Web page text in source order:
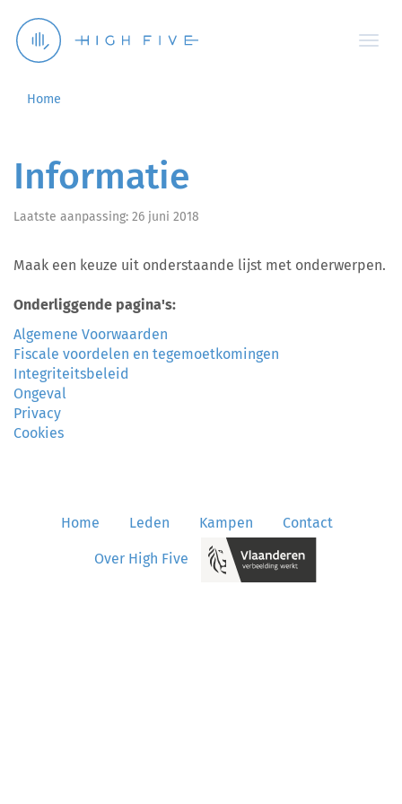
Home
Informatie
Laatste aanpassing: 26 juni 2018
Maak een keuze uit onderstaande lijst met onderwerpen.
Onderliggende pagina's:
Algemene Voorwaarden
Fiscale voordelen en tegemoetkomingen
Integriteitsbeleid
Ongeval
Privacy
Cookies
Home Leden Kampen Contact
Over High Five